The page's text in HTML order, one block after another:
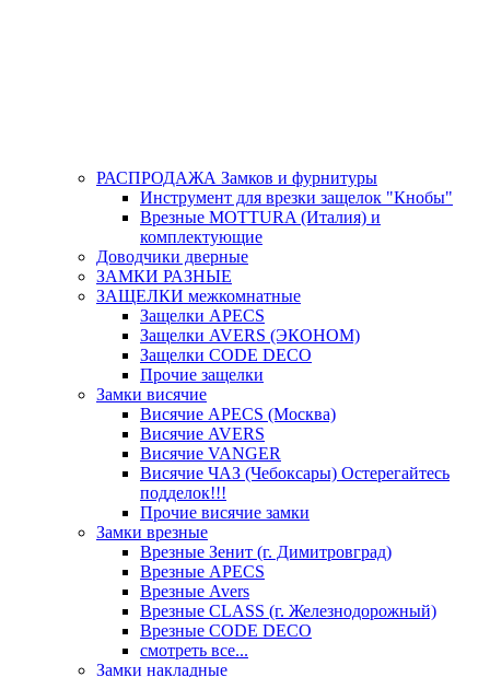
РАСПРОДАЖА Замков и фурнитуры
Инструмент для врезки защелок "Кнобы"
Врезные MOTTURA (Италия) и
комплектующие
Доводчики дверные
ЗАМКИ РАЗНЫЕ
ЗАЩЕЛКИ межкомнатные
Защелки APECS
Защелки AVERS (ЭКОНОМ)
Защелки CODE DECO
Прочие защелки
Замки висячие
Висячие APECS (Москва)
Висячие AVERS
Висячие VANGER
Висячие ЧАЗ (Чебоксары) Остерегайтесь
подделок!!!
Прочие висячие замки
Замки врезные
Врезные Зенит (г. Димитровград)
Врезные APECS
Врезные Avers
Врезные CLASS (г. Железнодорожный)
Врезные CODE DECO
смотреть все...
Замки накладные